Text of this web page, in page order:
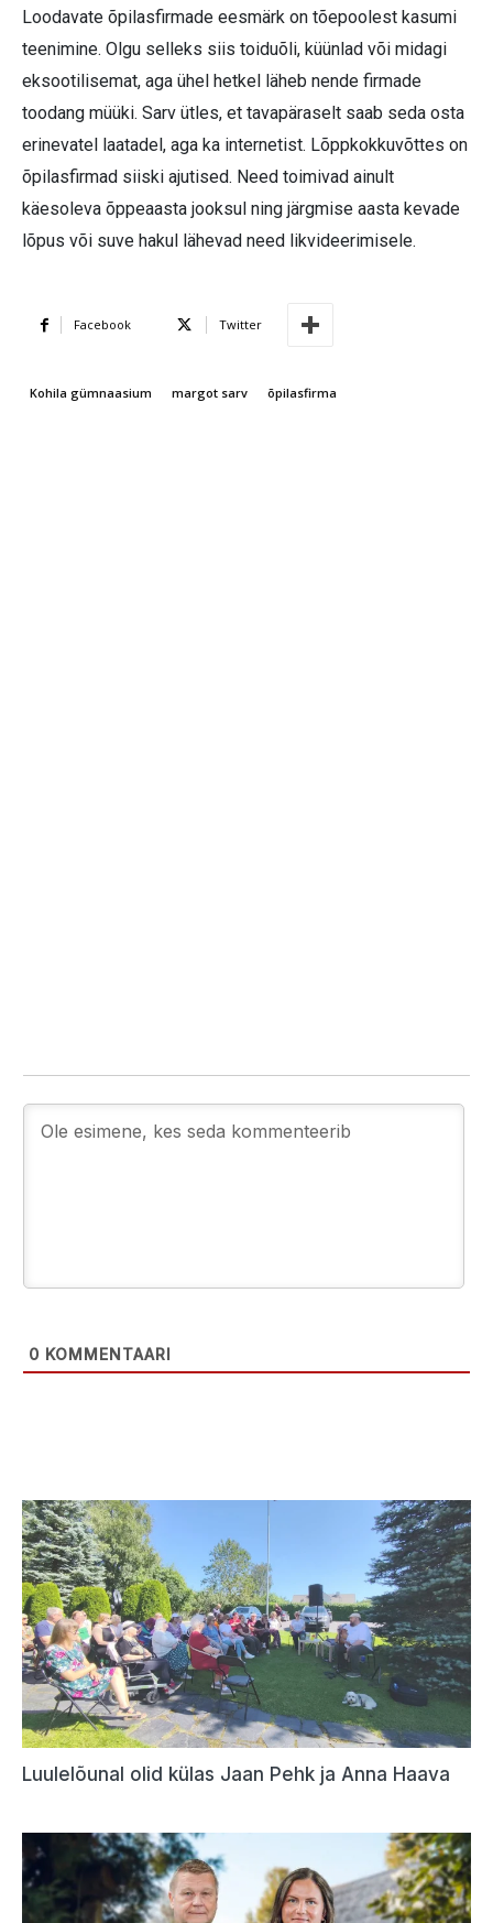
Loodavate õpilasfirmade eesmärk on tõepoolest kasumi
teenimine. Olgu selleks siis toiduõli, küünlad või midagi
eksootilisemat, aga ühel hetkel läheb nende firmade
toodang müüki. Sarv ütles, et tavapäraselt saab seda osta
erinevatel laatadel, aga ka internetist. Lõppkokkuvõttes on
õpilasfirmad siiski ajutised. Need toimivad ainult
käesoleva õppeaasta jooksul ning järgmise aasta kevade
lõpus või suve hakul lähevad need likvideerimisele.
Facebook Twitter
Kohila gümnaasium margot sarv õpilasfirma
0 KOMMENTAARI
Luulelõunal olid külas Jaan Pehk ja Anna Haava